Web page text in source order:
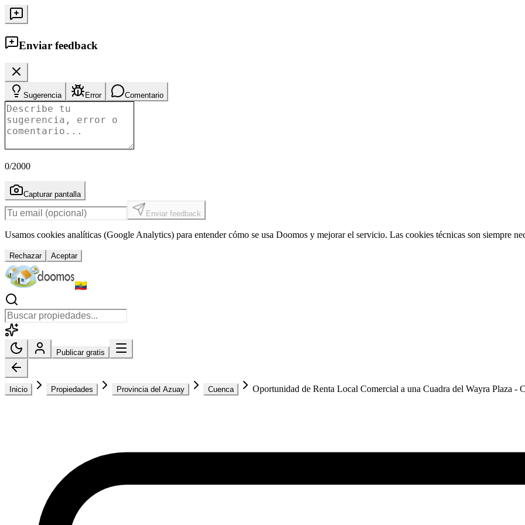
Enviar feedback
Sugerencia Error Comentario
0/2000
Capturar pantalla
Enviar feedback
Usamos cookies analíticas (Google Analytics) para entender cómo se usa Doomos y mejorar el servicio. Las cookies técnicas son siempre
Rechazar Aceptar
Publicar gratis
Inicio Propiedades Provincia del Azuay Cuenca Oportunidad de Renta Local Comercial a una Cuadra del Wayra Plaza -